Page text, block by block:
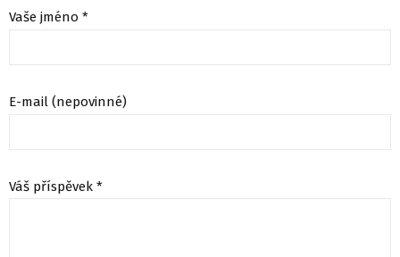
Vaše jméno *
E-mail (nepovinné)
Váš příspěvek *